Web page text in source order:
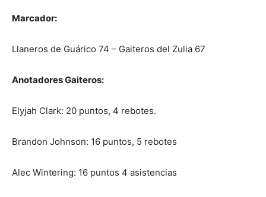
Marcador:
Llaneros de Guárico 74 – Gaiteros del Zulia 67
Anotadores Gaiteros:
Elyjah Clark: 20 puntos, 4 rebotes.
Brandon Johnson: 16 puntos, 5 rebotes
Alec Wintering: 16 puntos 4 asistencias